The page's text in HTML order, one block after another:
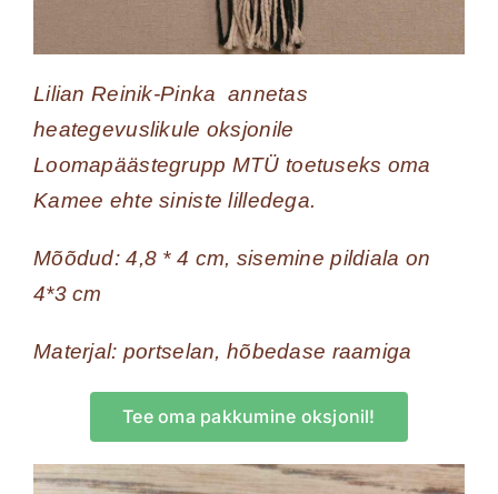
Lilian Reinik-Pinka annetas
heategevuslikule oksjonile
Loomapäästegrupp MTÜ toetuseks oma
Kamee ehte siniste lilledega.
Mõõdud: 4,8 * 4 cm, sisemine pildiala on
4*3 cm
Materjal: portselan, hõbedase raamiga
Tee oma pakkumine oksjonil!